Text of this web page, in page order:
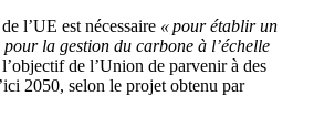
l’UE est nécessaire « pour établir un
la gestion du carbone à l’échelle
de l’Union de parvenir à des
2050, selon le projet obtenu par